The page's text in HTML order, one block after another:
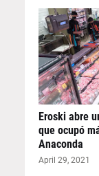
Eroski abre
que ocupó
Anaconda
April 29, 2021